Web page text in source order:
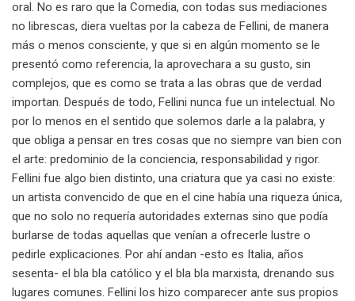
oral. No es raro que la Comedia, con todas sus mediaciones
no librescas, diera vueltas por la cabeza de Fellini, de manera
más o menos consciente, y que si en algún momento se le
presentó como referencia, la aprovechara a su gusto, sin
complejos, que es como se trata a las obras que de verdad
importan. Después de todo, Fellini nunca fue un intelectual. No
por lo menos en el sentido que solemos darle a la palabra, y
que obliga a pensar en tres cosas que no siempre van bien con
el arte: predominio de la conciencia, responsabilidad y rigor.
Fellini fue algo bien distinto, una criatura que ya casi no existe:
un artista convencido de que en el cine había una riqueza única,
que no solo no requería autoridades externas sino que podía
burlarse de todas aquellas que venían a ofrecerle lustre o
pedirle explicaciones. Por ahí andan -esto es Italia, años
sesenta- el bla bla católico y el bla bla marxista, drenando sus
lugares comunes. Fellini los hizo comparecer ante sus propios